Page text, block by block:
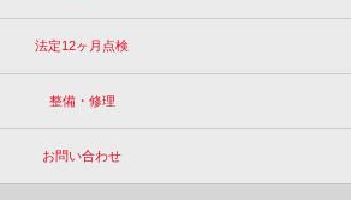
法定12ヶ月点検
整備・修理
お問い合わせ